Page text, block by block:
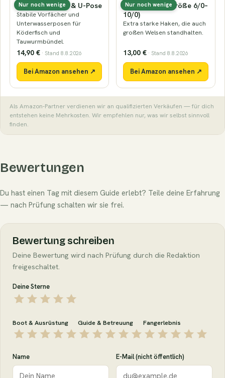
Nur noch wenige
Waller-Vorfach & U-Pose
Stabile Vorfächer und
Unterwasserposen für
Köderfisch und
Tauwurmbündel.
14,90 € · Stand 8.8.2026
Bei Amazon ansehen ↗
Nur noch wenige
Wallerhaken (Größe 6/0–
10/0)
Extra starke Haken, die auch
großen Welsen standhalten.
13,00 € · Stand 8.8.2026
Bei Amazon ansehen ↗
Als Amazon-Partner verdienen wir an qualifizierten Verkäufen — für dich
entstehen keine Mehrkosten. Wir empfehlen nur, was wir selbst sinnvoll
finden.
Bewertungen
Du hast einen Tag mit diesem Guide erlebt? Teile deine Erfahrung
— nach Prüfung schalten wir sie frei.
Bewertung schreiben
Deine Bewertung wird nach Prüfung durch die Redaktion
freigeschaltet.
Deine Sterne
Boot & Ausrüstung Guide & Betreuung Fangerlebnis
Name E-Mail (nicht öffentlich)